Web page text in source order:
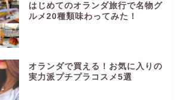
はじめてのオランダ旅行で名物グ
ルメ20種類味わってみた！
オランダで買える！お気に入りの
実力派プチプラコスメ5選